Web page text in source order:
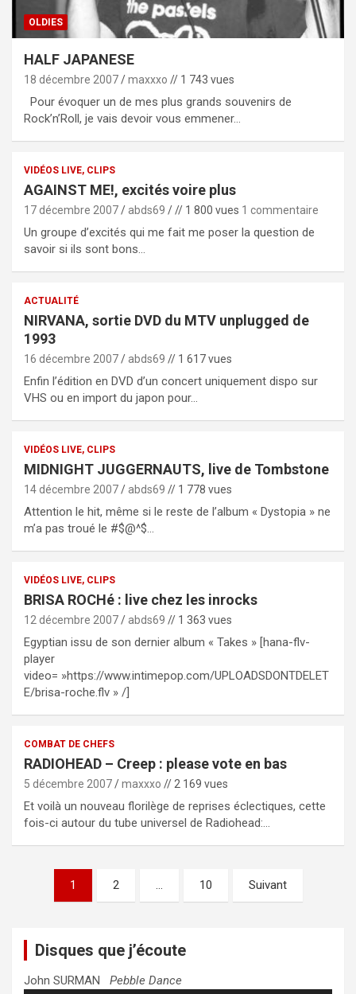
OLDIES
HALF JAPANESE
18 décembre 2007 maxxxo // 1 743 vues
Pour évoquer un de mes plus grands souvenirs de
Rock’n’Roll, je vais devoir vous emmener…
VIDÉOS LIVE, CLIPS
AGAINST ME!, excités voire plus
17 décembre 2007 abds69 // 1 800 vues 1 commentaire
Un groupe d’excités qui me fait me poser la question de
savoir si ils sont bons…
ACTUALITÉ
NIRVANA, sortie DVD du MTV unplugged de
1993
16 décembre 2007 abds69 // 1 617 vues
Enfin l’édition en DVD d’un concert uniquement dispo sur
VHS ou en import du japon pour…
VIDÉOS LIVE, CLIPS
MIDNIGHT JUGGERNAUTS, live de Tombstone
14 décembre 2007 abds69 // 1 778 vues
Attention le hit, même si le reste de l’album « Dystopia » ne
m’a pas troué le #$@^$…
VIDÉOS LIVE, CLIPS
BRISA ROCHé : live chez les inrocks
12 décembre 2007 abds69 // 1 363 vues
Egyptian issu de son dernier album « Takes » [hana-flv-
player
video= »https://www.intimepop.com/UPLOADSDONTDELET
E/brisa-roche.flv » /]
COMBAT DE CHEFS
RADIOHEAD – Creep : please vote en bas
5 décembre 2007 maxxxo // 2 169 vues
Et voilà un nouveau florilège de reprises éclectiques, cette
fois-ci autour du tube universel de Radiohead:…
Pagination
1 2 10 Suivant
Disques que j’écoute
John SURMAN Pebble Dance